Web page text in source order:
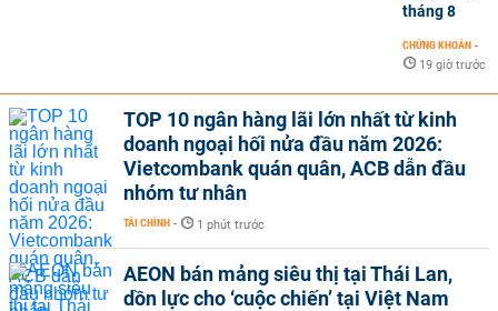
tháng 8
CHỨNG KHOÁN -
19 giờ trước
TOP 10 ngân hàng lãi lớn nhất từ kinh
doanh ngoại hối nửa đầu năm 2026:
Vietcombank quán quân, ACB dẫn đầu
nhóm tư nhân
TÀI CHÍNH - 1 phút trước
AEON bán mảng siêu thị tại Thái Lan,
dồn lực cho ‘cuộc chiến’ tại Việt Nam